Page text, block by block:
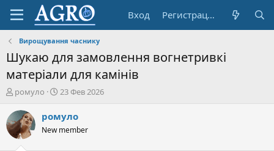
Вход Регистрация
Вирощування часнику
Шукаю для замовлення вогнетривкі
матеріали для камінів
А
т
о
р
ромуло
Д
т
а
н
23 Фев 2026
ромуло
New member